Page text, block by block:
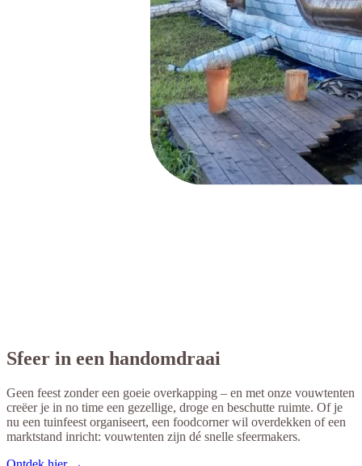
Sfeer in een handomdraai
Geen feest zonder een goeie overkapping – en met onze vouwtenten
creëer je in no time een gezellige, droge en beschutte ruimte. Of je
nu een tuinfeest organiseert, een foodcorner wil overdekken of een
marktstand inricht: vouwtenten zijn dé snelle sfeermakers.